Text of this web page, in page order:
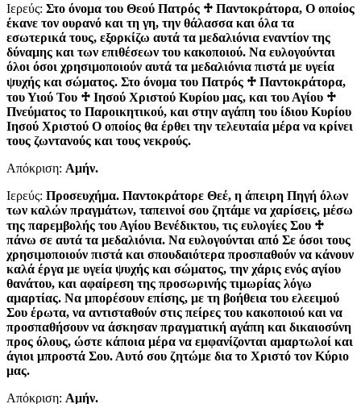
Ιερεύς: Στο όνομα του Θεού Πατρός ♱ Παντοκράτορα, Ο οποίος
έκανε τον ουρανό και τη γη, την θάλασσα και όλα τα
εσωτερικά τους, εξορκίζω αυτά τα μεδαλιόνια εναντίον της
δύναμης και των επιθέσεων του κακοποιού. Να ευλογούνται
όλοι όσοι χρησιμοποιούν αυτά τα μεδαλιόνια πιστά με υγεία
ψυχής και σώματος. Στο όνομα του Πατρός ♱ Παντοκράτορα,
του Υιού Του ♱ Ιησού Χριστού Κυρίου μας, και του Αγίου ♱
Πνεύματος το Παροικητικού, και στην αγάπη του ίδιου Κυρίου
Ιησού Χριστού Ο οποίος θα έρθει την τελευταία μέρα να κρίνει
τους ζωντανούς και τους νεκρούς.
Απόκριση: Aμήν.
Ιερεύς: Προσευχήμα. Παντοκράτορε Θεέ, η άπειρη Πηγή όλων
των καλών πραγμάτων, ταπεινοί σου ζητάμε να χαρίσεις, μέσω
της παρεμβολής του Αγίου Βενέδικτου, τις ευλογίες Σου ♱
πάνω σε αυτά τα μεδαλιόνια. Να ευλογούνται από Σε όσοι τους
χρησιμοποιούν πιστά και σπουδαιότερα προσπαθούν να κάνουν
καλά έργα με υγεία ψυχής και σώματος, την χάρις ενός αγίου
θανάτου, και αφαίρεση της προσωρινής τιμωρίας λόγω
αμαρτίας. Να μπορέσουν επίσης, με τη βοήθεια του ελεειμού
Σου έρωτα, να αντισταθούν στις πείρες του κακοποιού και να
προσπαθήσουν να άσκησαν πραγματική αγάπη και δικαιοσύνη
προς όλους, ώστε κάποια μέρα να εμφανίζονται αμαρτωλοί και
άγιοι μπροστά Σου. Αυτό σου ζητώμε δια το Χριστό τον Κύριο
μας.
Απόκριση: Aμήν.